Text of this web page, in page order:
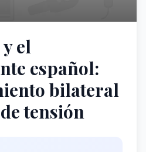
el
español:
bilateral
tensión